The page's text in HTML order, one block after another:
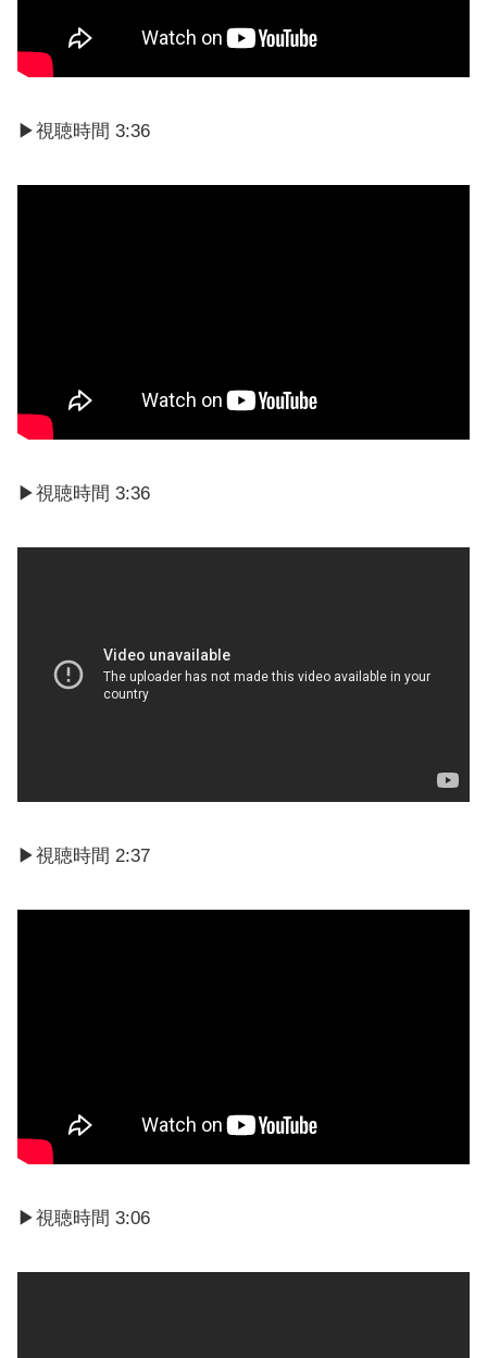
▶︎視聴時間 3:36
▶︎視聴時間 3:36
▶︎視聴時間 2:37
▶︎視聴時間 3:06